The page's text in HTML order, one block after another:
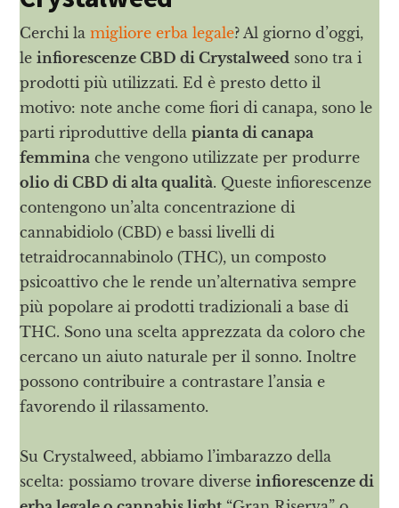
Cerchi lamigliore erba legale? Al giorno d’oggi,
leinfiorescenze CBD di Crystalweed sono tra i
prodotti più utilizzati. Ed è presto detto il
motivo: note anche come fiori di canapa, sono le
parti riproduttive dellapianta di canapa
femmina che vengono utilizzate per produrre
olio di CBD di alta qualità. Queste infiorescenze
contengono un’alta concentrazione di
cannabidiolo (CBD) e bassi livelli di
tetraidrocannabinolo (THC), un composto
psicoattivo che le rende un’alternativa sempre
più popolare ai prodotti tradizionali a base di
THC. Sono una scelta apprezzata da coloro che
cercano un aiuto naturale per il sonno. Inoltre
possono contribuire a contrastare l’ansia e
favorendo il rilassamento.
Su Crystalweed, abbiamo l’imbarazzo della
scelta: possiamo trovare diverseinfiorescenze di